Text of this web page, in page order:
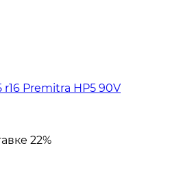
Premitra HP5 90V
22%